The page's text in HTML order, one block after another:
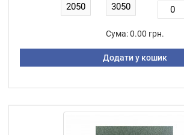
Сума: 0.00 грн.
Додати у кошик